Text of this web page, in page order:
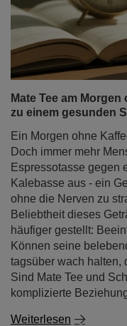
Mate Tee am
zu einem gesunden
Ein Morgen ohne
Doch immer mehr
Espressotasse gegen
Kalebasse aus - ein
ohne die Nerven zu
Beliebtheit dieses
häufiger gestellt:
Können seine
tagsüber wach halten,
Sind Mate Tee und
komplizierte
Weiterlesen